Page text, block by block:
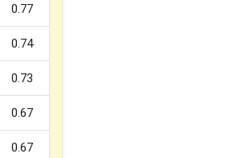
0.77
0.74
0.73
0.67
0.67